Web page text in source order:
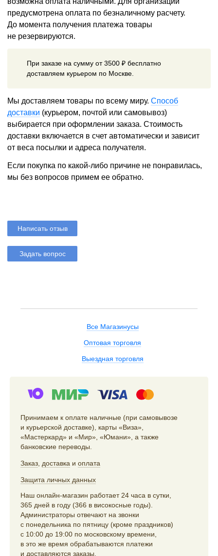
предусмотрена оплата по безналичному расчету.
До момента получения платежа товары
не резервируются.
При заказе на сумму от 3500 ₽ бесплатно
доставляем курьером по Москве.
Мы доставляем товары по всему миру. Способ
доставки (курьером, почтой или самовывоз)
выбирается при оформлении заказа. Стоимость
доставки включается в счет автоматически и зависит
от веса посылки и адреса получателя.
Если покупка по какой-либо причине не понравилась,
мы без вопросов примем ее обратно.
Написать отзыв
Задать вопрос
Все Магазинусы
Оптовая торговля
Выездная торговля
Принимаем к оплате наличные (при самовывозе
и курьерской доставке), карты «Виза»,
«Мастеркард» и «Мир», «Юмани», а также
банковские переводы.
Заказ доставка и оплата
Защита личных данных
Наш онлайн-магазин работает 24 часа в сутки,
365 дней в году (366 в високосные годы).
Администраторы отвечают на звонки
с понедельника по пятницу (кроме праздников)
с 10:00 до 19:00 по московскому времени,
в это же время обрабатываются платежи
и доставляются заказы.